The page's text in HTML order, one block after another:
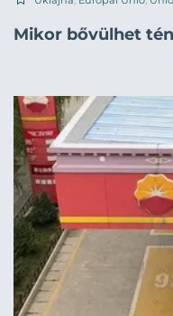
Mikor bővülhet